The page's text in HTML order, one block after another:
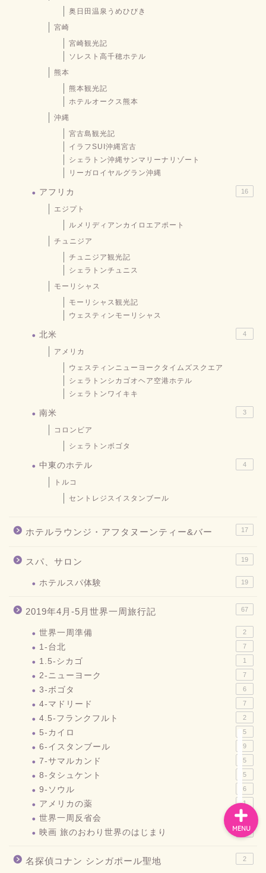
奥日田温泉うめひびき
宮崎
宮崎観光記
ソレスト高千穂ホテル
熊本
熊本観光記
ホテルオークス熊本
沖縄
宮古島観光記
イラフSUI沖縄宮古
シェラトン沖縄サンマリーナリゾート
リーガロイヤルグラン沖縄
アフリカ 16
エジプト
ルメリディアンカイロエアポート
チュニジア
チュニジア観光記
シェラトンチュニス
モーリシャス
モーリシャス観光記
ウェスティンモーリシャス
北米 4
アメリカ
ウェスティンニューヨークタイムズスクエア
シェラトンシカゴオヘア空港ホテル
シェラトンワイキキ
南米 3
コロンビア
シェラトンボゴタ
中東のホテル 4
トルコ
セントレジスイスタンブール
ホテルラウンジ・アフタヌーンティー&バー 17
スパ、サロン 19
ホテルスパ体験 19
2019年4月-5月世界一周旅行記 67
世界一周準備 2
1-台北 7
1.5-シカゴ 1
2-ニューヨーク 7
3-ボゴタ 6
4-マドリード 7
4.5-フランクフルト 2
5-カイロ 5
6-イスタンブール 9
7-サマルカンド 5
8-タシュケント 5
9-ソウル 6
アメリカの薬 1
世界一周反省会 2
映画 旅のおわり世界のはじまり 1
名探偵コナン シンガポール聖地 2
MENU